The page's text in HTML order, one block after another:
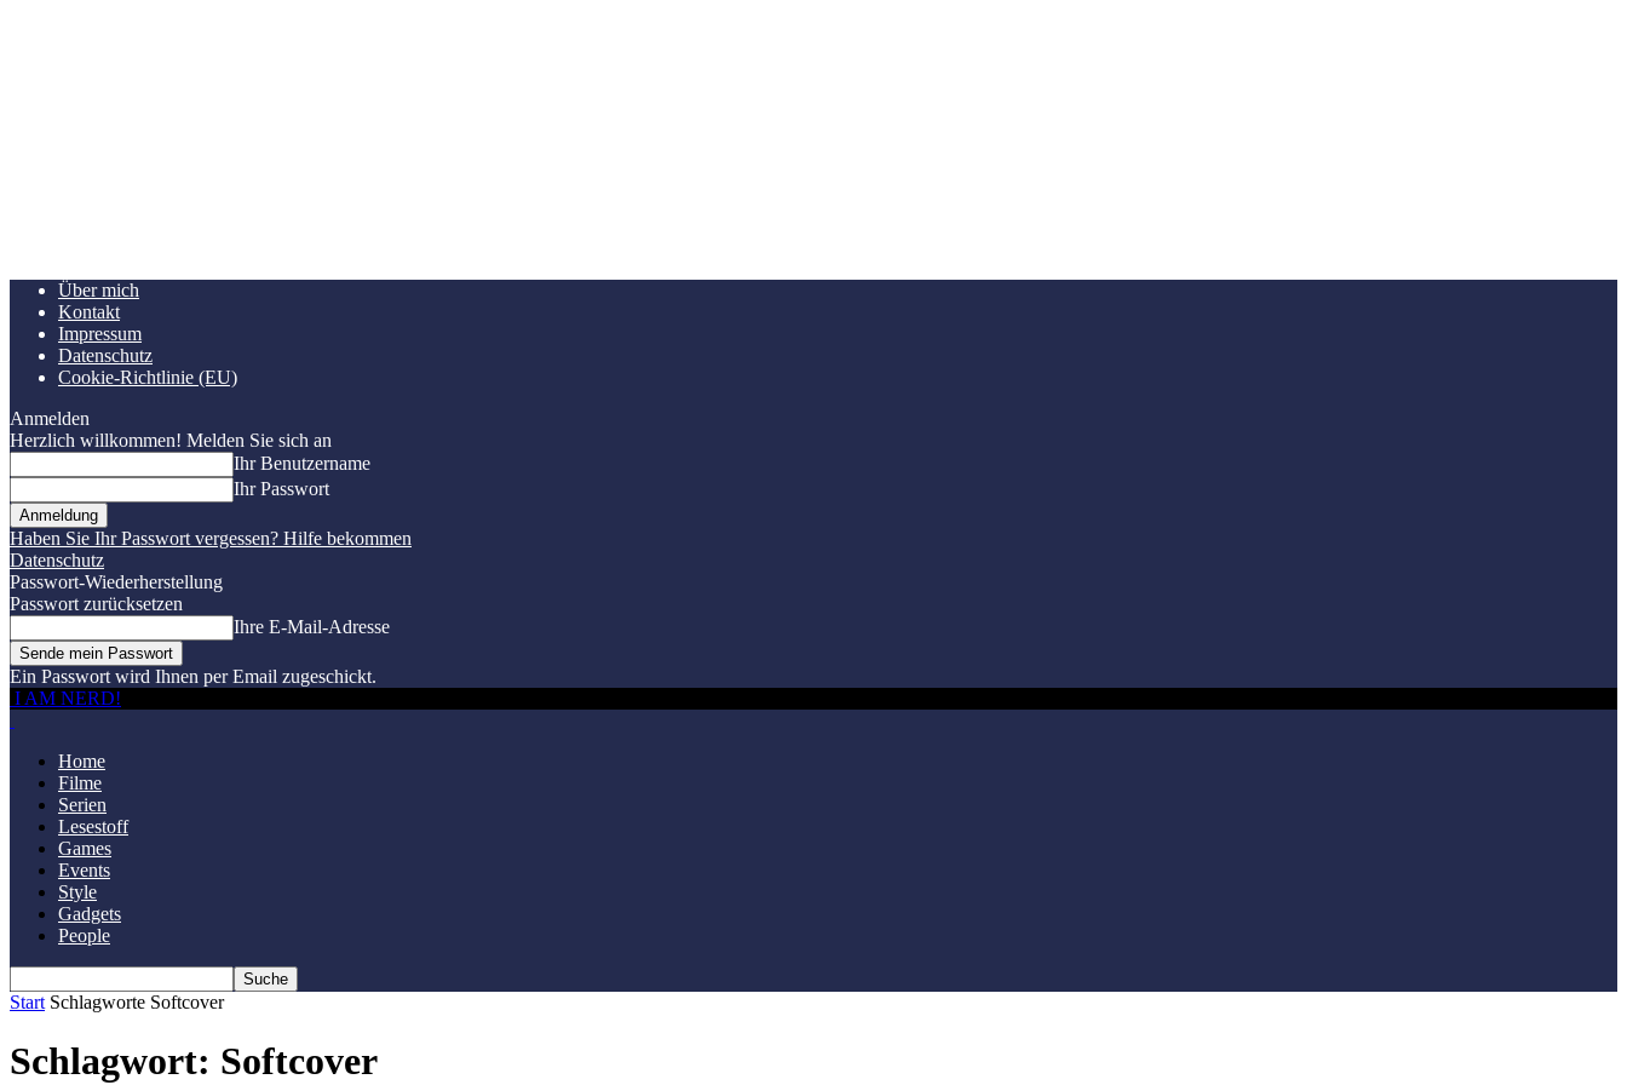
Über mich
Kontakt
Impressum
Datenschutz
Cookie-Richtlinie (EU)
Anmelden
Herzlich willkommen! Melden Sie sich an
Ihr Benutzername
Ihr Passwort
Haben Sie Ihr Passwort vergessen? Hilfe bekommen
Datenschutz
Passwort-Wiederherstellung
Passwort zurücksetzen
Ihre E-Mail-Adresse
Ein Passwort wird Ihnen per Email zugeschickt.
I AM NERD!
Home
Filme
Serien
Lesestoff
Games
Events
Style
Gadgets
People
Start Schlagworte Softcover
Schlagwort: Softcover